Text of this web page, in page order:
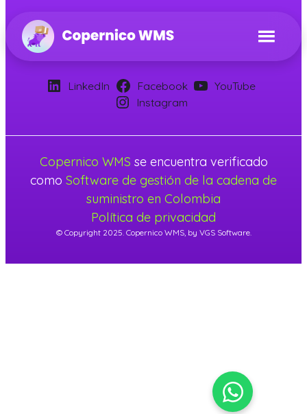
LinkedIn Facebook
YouTube
Instagram
Copernico WMS se encuentra verificado
como Software de gestión de la cadena de
suministro en Colombia
Política de privacidad
© Copyright 2025. Copernico WMS, by VGS Software.